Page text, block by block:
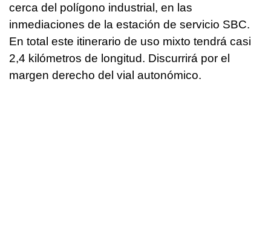
cerca del polígono industrial, en las
inmediaciones de la estación de servicio SBC.
En total este itinerario de uso mixto tendrá casi
2,4 kilómetros de longitud. Discurrirá por el
margen derecho del vial autonómico.